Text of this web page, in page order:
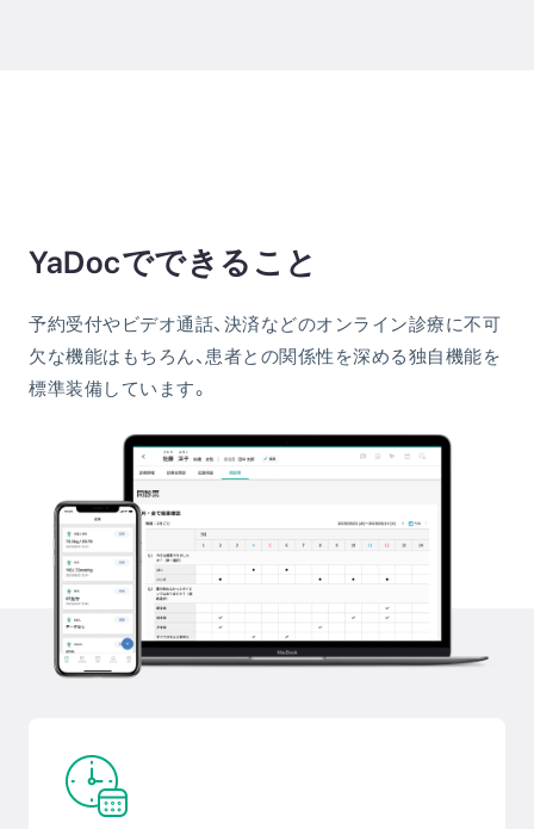
YaDocでできること
予約受付やビデオ通話、決済などのオンライン診療に不可
欠な機能はもちろん、患者との関係性を深める独自機能を
標準装備しています。